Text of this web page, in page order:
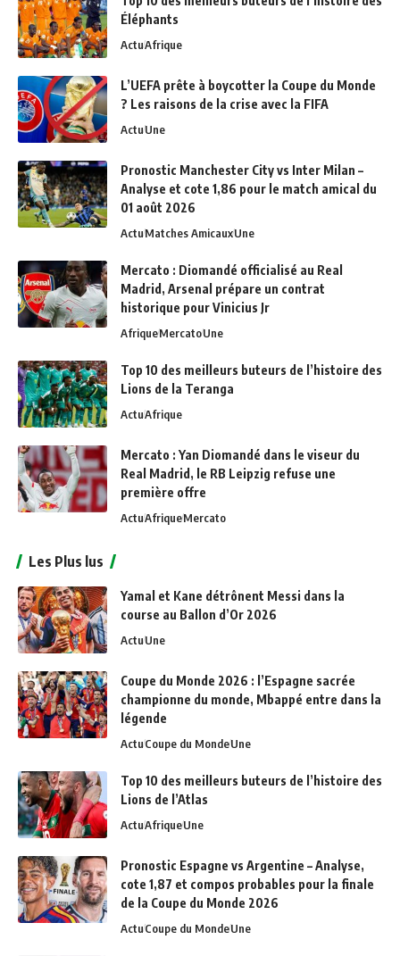
Éléphants
ActuAfrique
L’UEFA prête à boycotter la Coupe du Monde
? Les raisons de la crise avec la FIFA
ActuUne
Pronostic Manchester City vs Inter Milan –
Analyse et cote 1,86 pour le match amical du
01 août 2026
ActuMatches AmicauxUne
Mercato : Diomandé officialisé au Real
Madrid, Arsenal prépare un contrat
historique pour Vinicius Jr
AfriqueMercatoUne
Top 10 des meilleurs buteurs de l’histoire des
Lions de la Teranga
ActuAfrique
Mercato : Yan Diomandé dans le viseur du
Real Madrid, le RB Leipzig refuse une
première offre
ActuAfriqueMercato
Les Plus lus
Yamal et Kane détrônent Messi dans la
course au Ballon d’Or 2026
ActuUne
Coupe du Monde 2026 : l’Espagne sacrée
championne du monde, Mbappé entre dans la
légende
ActuCoupe du MondeUne
Top 10 des meilleurs buteurs de l’histoire des
Lions de l’Atlas
ActuAfriqueUne
Pronostic Espagne vs Argentine – Analyse,
cote 1,87 et compos probables pour la finale
de la Coupe du Monde 2026
ActuCoupe du MondeUne